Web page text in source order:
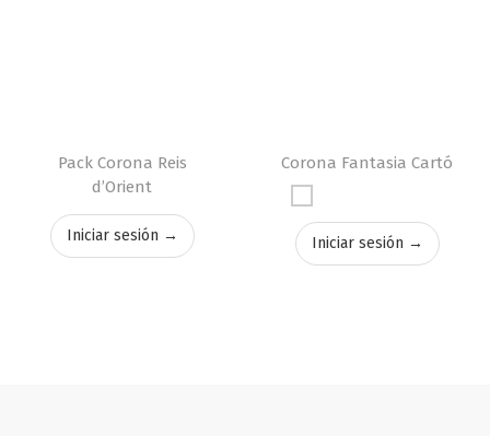
Pack Corona Reis
d’Orient
Iniciar sesión →
Corona Fantasia Cartó
Iniciar sesión →